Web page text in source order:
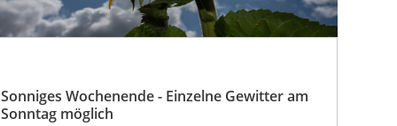
Sonniges Wochenende - Einzelne Gewitter am
Sonntag möglich